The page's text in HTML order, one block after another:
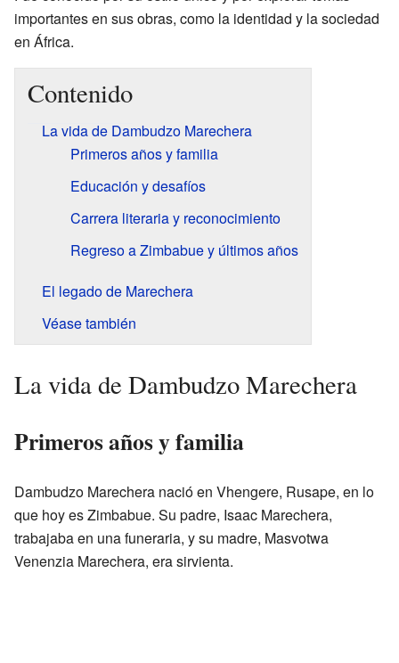
importantes en sus obras, como la identidad y la sociedad
en África.
Contenido
La vida de Dambudzo Marechera
Primeros años y familia
Educación y desafíos
Carrera literaria y reconocimiento
Regreso a Zimbabue y últimos años
El legado de Marechera
Véase también
La vida de Dambudzo Marechera
Primeros años y familia
Dambudzo Marechera nació en Vhengere, Rusape, en lo
que hoy es Zimbabue. Su padre, Isaac Marechera,
trabajaba en una funeraria, y su madre, Masvotwa
Venenzia Marechera, era sirvienta.